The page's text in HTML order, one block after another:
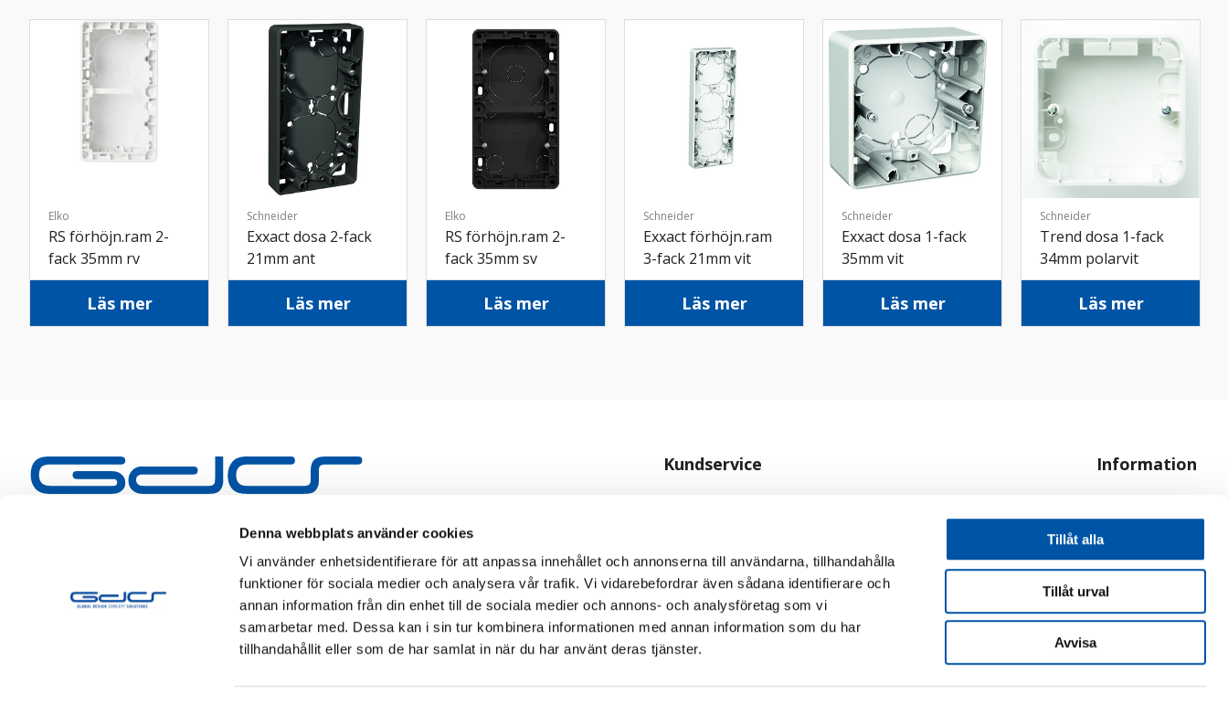
Denna webbplats använder cookies
Vi använder enhetsidentifierare för att anpassa innehållet och annonserna till användarna, tillhandahålla
funktioner för sociala medier och analysera vår trafik. Vi vidarebefordrar även sådana identifierare och
annan information från din enhet till de sociala medier och annons- och analysföretag som vi
samarbetar med. Dessa kan i sin tur kombinera informationen med annan information som du har
tillhandahållit eller som de har samlat in när du har använt deras tjänster.
Tillåt alla
Tillåt urval
Avvisa
Elko
RS förhöjn.ram 2-
fack 35mm rv
Läs mer
Schneider
Exxact dosa 2-fack
21mm ant
Läs mer
Elko
RS förhöjn.ram 2-
fack 35mm sv
Läs mer
Schneider
Exxact förhöjn.ram
3-fack 21mm vit
Läs mer
Schneider
Exxact dosa 1-fack
35mm vit
Läs mer
Schneider
Trend dosa 1-fack
34mm polarvit
Läs mer
Kundservice
Personuppgiftspolicy
Cookiepolicy
Information
Hur handlar jag?